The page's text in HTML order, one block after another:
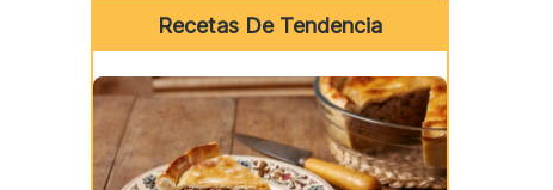
Recetas De Tendencia